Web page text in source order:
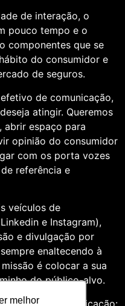
melhor
de interação, o
pouco tempo e o
componentes que se
do consumidor e
de seguros.
de comunicação,
atingir. Queremos
abrir espaço para
opinião do consumidor
com os porta vozes
referência e
veículos de
e Instagram),
e divulgação por
enaltecendo à
é colocar a sua
do público-alvo.
área de comunicação: